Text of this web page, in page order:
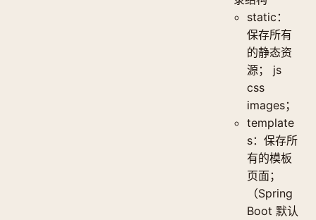
static：
保存所有
的静态资
源； js
css
images；
template
s：保存所
有的模板
页面；
（Spring
Boot 默认